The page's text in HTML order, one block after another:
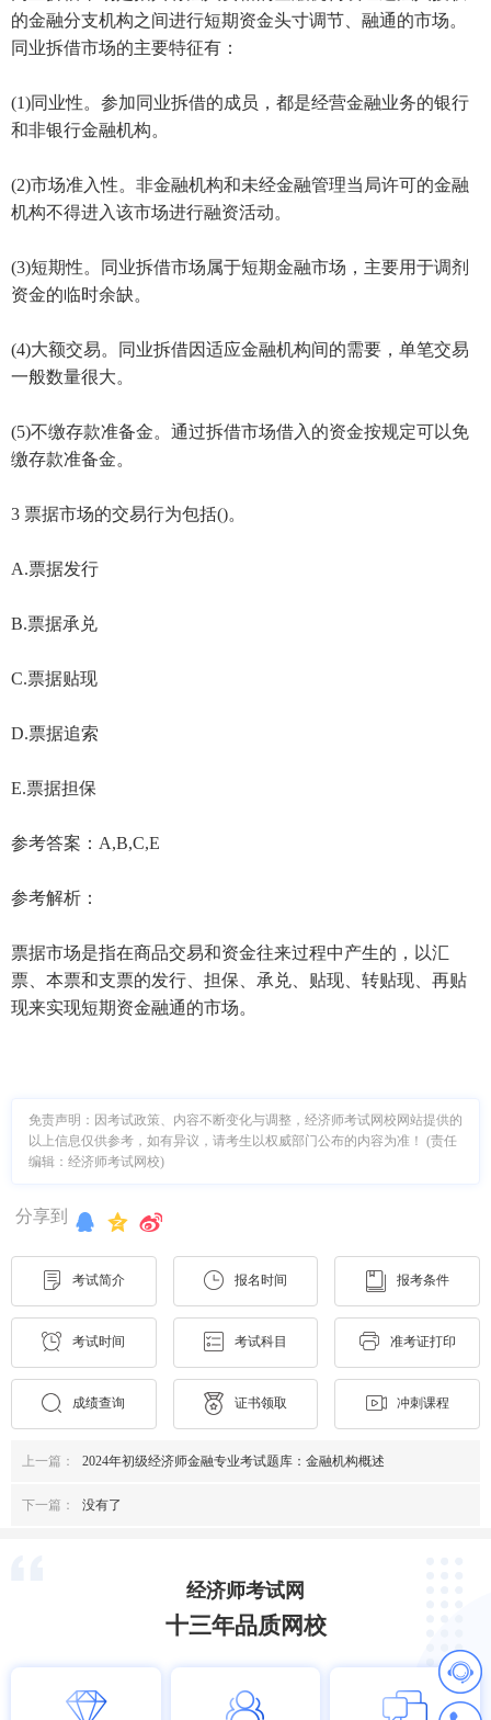
的金融分支机构之间进行短期资金头寸调节、融通的市场。
同业拆借市场的主要特征有：
(1)同业性。参加同业拆借的成员，都是经营金融业务的银行
和非银行金融机构。
(2)市场准入性。非金融机构和未经金融管理当局许可的金融
机构不得进入该市场进行融资活动。
(3)短期性。同业拆借市场属于短期金融市场，主要用于调剂
资金的临时余缺。
(4)大额交易。同业拆借因适应金融机构间的需要，单笔交易
一般数量很大。
(5)不缴存款准备金。通过拆借市场借入的资金按规定可以免
缴存款准备金。
3 票据市场的交易行为包括()。
A.票据发行
B.票据承兑
C.票据贴现
D.票据追索
E.票据担保
参考答案：A,B,C,E
参考解析：
票据市场是指在商品交易和资金往来过程中产生的，以汇
票、本票和支票的发行、担保、承兑、贴现、转贴现、再贴
现来实现短期资金融通的市场。
免责声明：因考试政策、内容不断变化与调整，经济师考试网校网站提供的
以上信息仅供参考，如有异议，请考生以权威部门公布的内容为准！ (责任
编辑：经济师考试网校)
分享到
考试简介 报名时间 报考条件
考试时间 考试科目 准考证打印
成绩查询 证书领取 冲刺课程
上一篇： 2024年初级经济师金融专业考试题库：金融机构概述
下一篇： 没有了
经济师考试网
十三年品质网校